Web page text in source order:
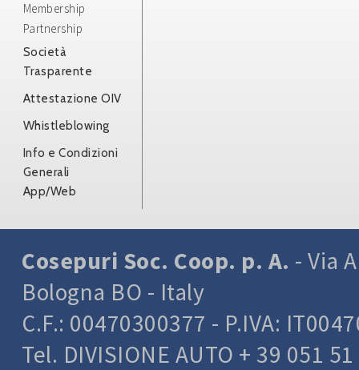
Membership
Partnership
Società
Trasparente
Attestazione OIV
Whistleblowing
Info e Condizioni
Generali
App/Web
Cosepuri Soc. Coop. p. A. - Via
Bologna BO - Italy
C.F.: 00470300377 - P.IVA:
Tel. DIVISIONE AUTO + 39 051